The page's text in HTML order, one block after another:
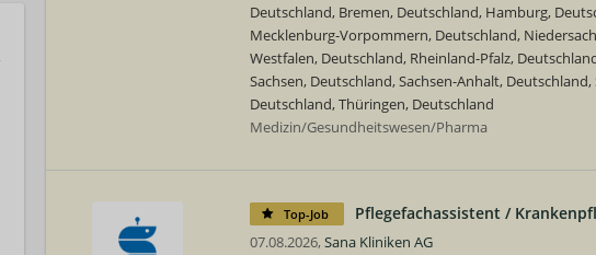
Deutschland, Bremen, Deutschland, Hamburg,
Mecklenburg-Vorpommern, Deutschland,
Westfalen, Deutschland, Rheinland-Pfalz,
Sachsen, Deutschland, Sachsen-Anhalt,
Deutschland, Thüringen, Deutschland
Medizin/Gesundheitswesen/Pharma
Top-Job Pflegefachassistent /
07.08.2026, Sana Kliniken AG